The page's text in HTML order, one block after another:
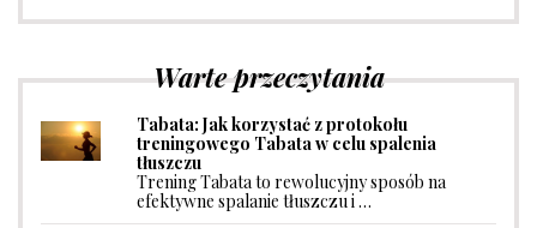
Warte przeczytania
Tabata: Jak korzystać z protokołu
treningowego Tabata w celu spalenia
tłuszczu
Trening Tabata to rewolucyjny sposób na
efektywne spalanie tłuszczu i …